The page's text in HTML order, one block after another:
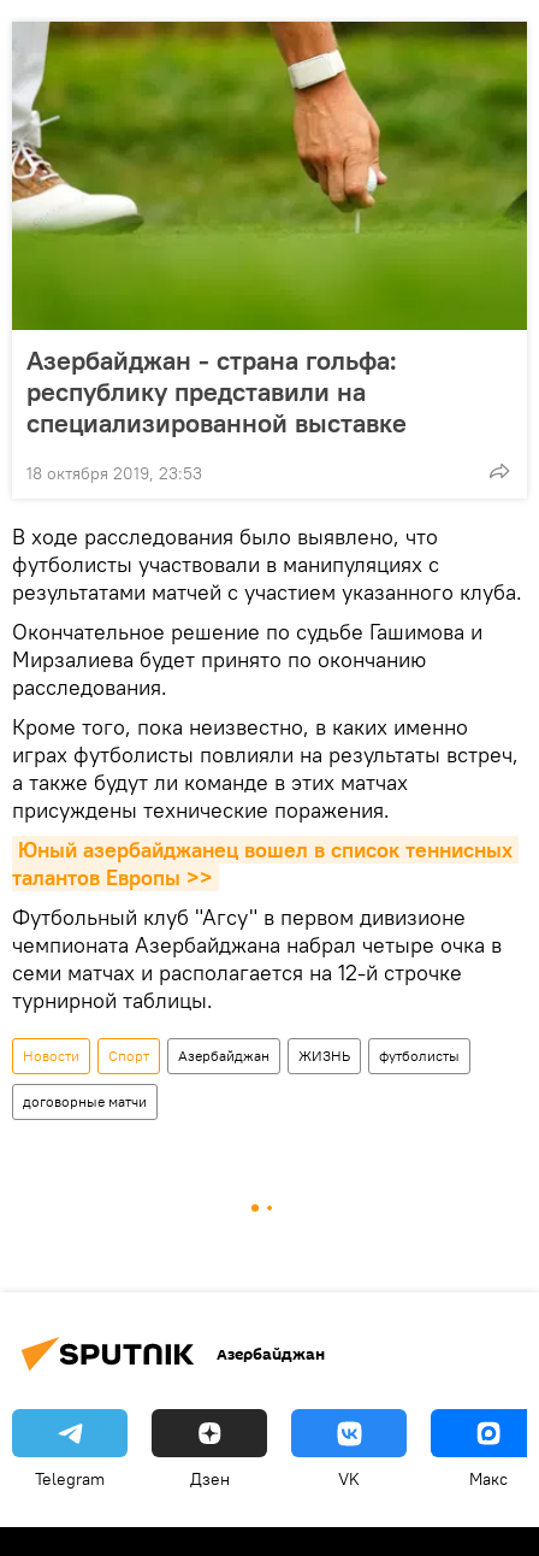
Азербайджан - страна гольфа:
республику представили на
специализированной выставке
18 октября 2019, 23:53
В ходе расследования было выявлено, что
футболисты участвовали в манипуляциях с
результатами матчей с участием указанного клуба.
Окончательное решение по судьбе Гашимова и
Мирзалиева будет принято по окончанию
расследования.
Кроме того, пока неизвестно, в каких именно
играх футболисты повлияли на результаты встреч,
а также будут ли команде в этих матчах
присуждены технические поражения.
Юный азербайджанец вошел в список теннисных
талантов Европы >>
Футбольный клуб "Агсу" в первом дивизионе
чемпионата Азербайджана набрал четыре очка в
семи матчах и располагается на 12-й строчке
турнирной таблицы.
Новости Спорт Азербайджан ЖИЗНЬ футболисты
договорные матчи
Азербайджан
Telegram Дзен VK Макс